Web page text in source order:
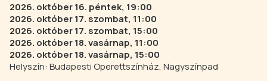
2026. október 16. péntek, 19:00
2026. október 17. szombat, 11:00
2026. október 17. szombat, 15:00
2026. október 18. vasárnap, 11:00
2026. október 18. vasárnap, 15:00
Helyszín: Budapesti Operettszínház, Nagyszínpad